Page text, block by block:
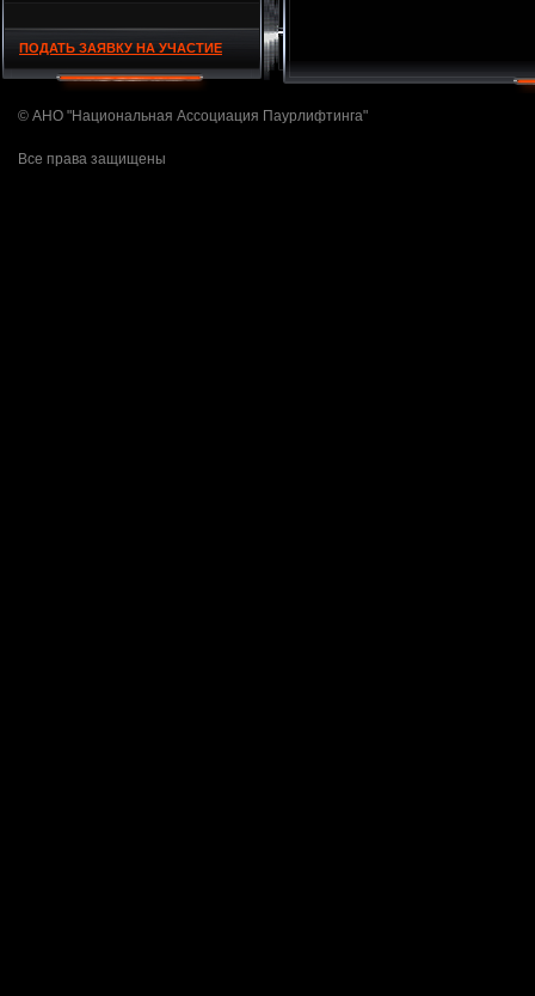
ПОДАТЬ ЗАЯВКУ НА УЧАСТИЕ
© АНО "Национальная Ассоциация Паурлифтинга"
Все права защищены